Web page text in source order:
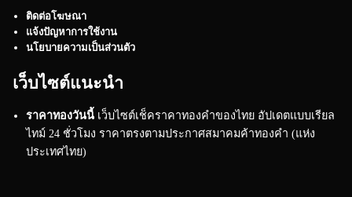
ติดต่อโฆษณา
แจ้งปัญหาการใช้งาน
นโยบายความเป็นส่วนตัว
เว็บไซต์แนะนำ
ราคาทองวันนี้ เว็บไซต์เช็คราคาทองคำของไทย อัปเดตแบบเรียล
ไทม์ 24 ชั่วโมง ราคาตรงตามประกาศสมาคมค้าทองคำ (แห่ง
ประเทศไทย)